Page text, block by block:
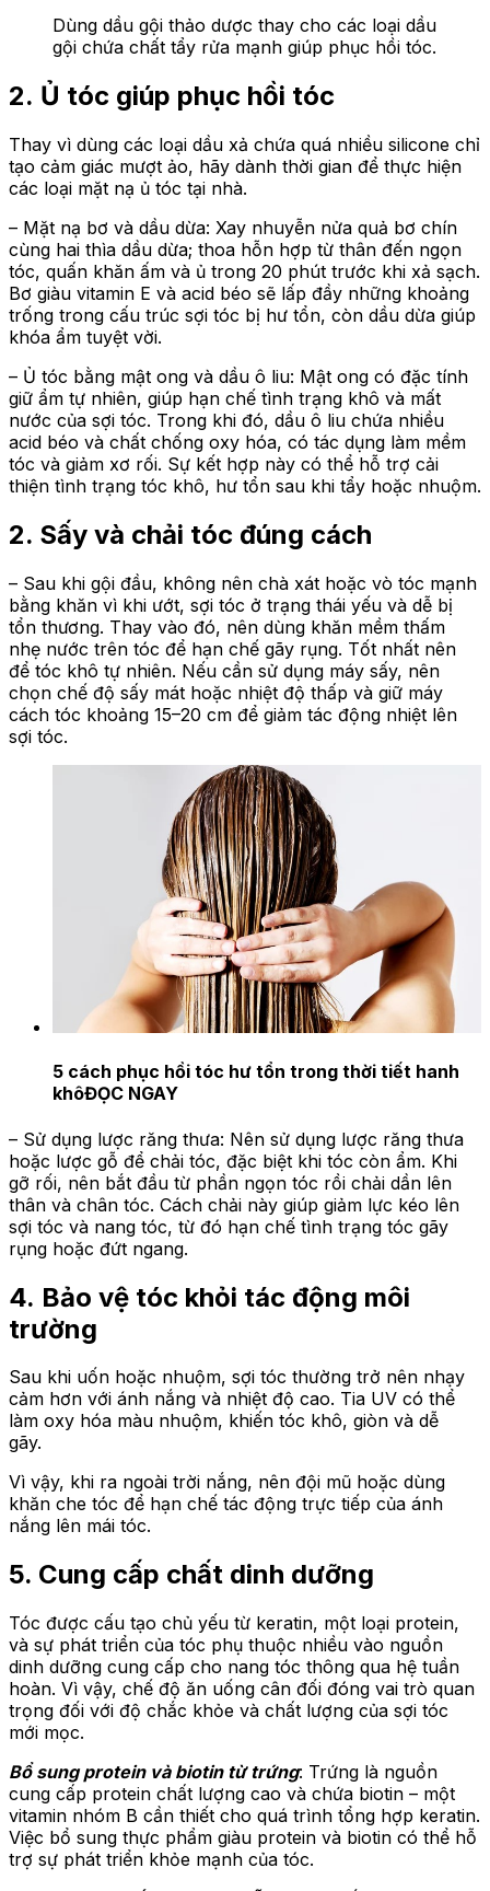
Dùng dầu gội thảo dược thay cho các loại dầu
gội chứa chất tẩy rửa mạnh giúp phục hồi tóc.
2. Ủ tóc giúp phục hồi tóc
Thay vì dùng các loại dầu xả chứa quá nhiều silicone chỉ
tạo cảm giác mượt ảo, hãy dành thời gian để thực hiện
các loại mặt nạ ủ tóc tại nhà.
– Mặt nạ bơ và dầu dừa: Xay nhuyễn nửa quả bơ chín
cùng hai thìa dầu dừa; thoa hỗn hợp từ thân đến ngọn
tóc, quấn khăn ấm và ủ trong 20 phút trước khi xả sạch.
Bơ giàu vitamin E và acid béo sẽ lấp đầy những khoảng
trống trong cấu trúc sợi tóc bị hư tổn, còn dầu dừa giúp
khóa ẩm tuyệt vời.
– Ủ tóc bằng mật ong và dầu ô liu: Mật ong có đặc tính
giữ ẩm tự nhiên, giúp hạn chế tình trạng khô và mất
nước của sợi tóc. Trong khi đó, dầu ô liu chứa nhiều
acid béo và chất chống oxy hóa, có tác dụng làm mềm
tóc và giảm xơ rối. Sự kết hợp này có thể hỗ trợ cải
thiện tình trạng tóc khô, hư tổn sau khi tẩy hoặc nhuộm.
2. Sấy và chải tóc đúng cách
– Sau khi gội đầu, không nên chà xát hoặc vò tóc mạnh
bằng khăn vì khi ướt, sợi tóc ở trạng thái yếu và dễ bị
tổn thương. Thay vào đó, nên dùng khăn mềm thấm
nhẹ nước trên tóc để hạn chế gãy rụng. Tốt nhất nên
để tóc khô tự nhiên. Nếu cần sử dụng máy sấy, nên
chọn chế độ sấy mát hoặc nhiệt độ thấp và giữ máy
cách tóc khoảng 15–20 cm để giảm tác động nhiệt lên
sợi tóc.
5 cách phục hồi tóc hư tổn trong thời tiết hanh
khôĐỌC NGAY
– Sử dụng lược răng thưa: Nên sử dụng lược răng thưa
hoặc lược gỗ để chải tóc, đặc biệt khi tóc còn ẩm. Khi
gỡ rối, nên bắt đầu từ phần ngọn tóc rồi chải dần lên
thân và chân tóc. Cách chải này giúp giảm lực kéo lên
sợi tóc và nang tóc, từ đó hạn chế tình trạng tóc gãy
rụng hoặc đứt ngang.
4. Bảo vệ tóc khỏi tác động môi
trường
Sau khi uốn hoặc nhuộm, sợi tóc thường trở nên nhạy
cảm hơn với ánh nắng và nhiệt độ cao. Tia UV có thể
làm oxy hóa màu nhuộm, khiến tóc khô, giòn và dễ
gãy.
Vì vậy, khi ra ngoài trời nắng, nên đội mũ hoặc dùng
khăn che tóc để hạn chế tác động trực tiếp của ánh
nắng lên mái tóc.
5. Cung cấp chất dinh dưỡng
Tóc được cấu tạo chủ yếu từ keratin, một loại protein,
và sự phát triển của tóc phụ thuộc nhiều vào nguồn
dinh dưỡng cung cấp cho nang tóc thông qua hệ tuần
hoàn. Vì vậy, chế độ ăn uống cân đối đóng vai trò quan
trọng đối với độ chắc khỏe và chất lượng của sợi tóc
mới mọc.
Bổ sung protein và biotin từ trứng: Trứng là nguồn
cung cấp protein chất lượng cao và chứa biotin – một
vitamin nhóm B cần thiết cho quá trình tổng hợp keratin.
Việc bổ sung thực phẩm giàu protein và biotin có thể hỗ
trợ sự phát triển khỏe mạnh của tóc.